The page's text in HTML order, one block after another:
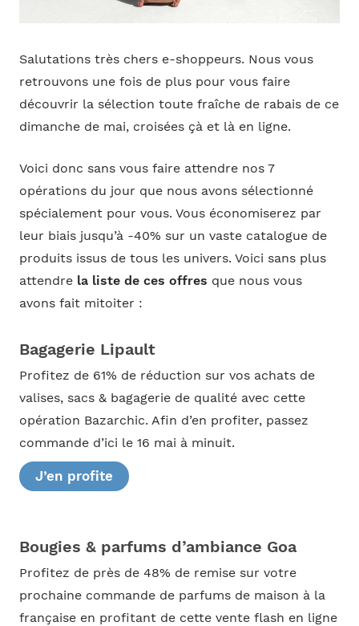
Salutations très chers e-shoppeurs. Nous vous
retrouvons une fois de plus pour vous faire
découvrir la sélection toute fraîche de rabais de ce
dimanche de mai, croisées çà et là en ligne.
Voici donc sans vous faire attendre nos 7
opérations du jour que nous avons sélectionné
spécialement pour vous. Vous économiserez par
leur biais jusqu’à -40% sur un vaste catalogue de
produits issus de tous les univers. Voici sans plus
attendre la liste de ces offres que nous vous
avons fait mitoiter :
Bagagerie Lipault
Profitez de 61% de réduction sur vos achats de
valises, sacs & bagagerie de qualité avec cette
opération Bazarchic. Afin d’en profiter, passez
commande d’ici le 16 mai à minuit.
J’en profite
Bougies & parfums d’ambiance Goa
Profitez de près de 48% de remise sur votre
prochaine commande de parfums de maison à la
française en profitant de cette vente flash en ligne